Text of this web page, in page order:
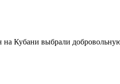
на Кубани выбрали